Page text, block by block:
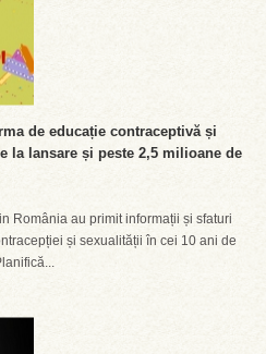
de educație contraceptivă și
la lansare și peste 2,5 milioane de
România au primit informații și sfaturi
și sexualității în cei 10 ani de